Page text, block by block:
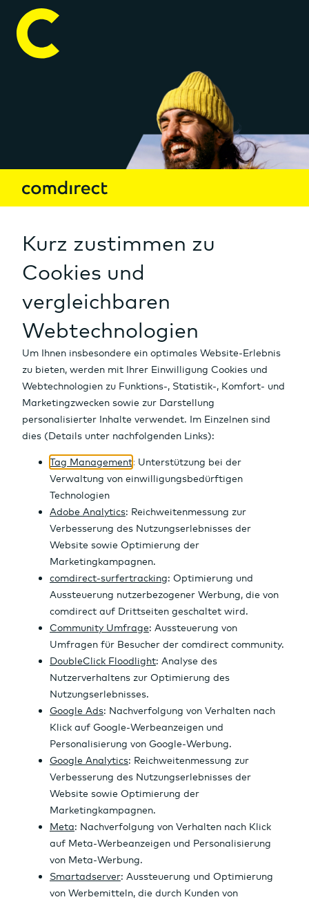
Heute schon an morgen denken:
das comdirect Depot mit
bis zu 150 Euro Prämie
Kombiniere Vermögensaufbau und
Altersvorsorge und profitiere gleich doppelt:
Starte jetzt deinen Vermögensaufbau mit dem
comdirect Depot und sichere dir100 Euro
Prämie
. Weitere50 Euro Early-Bird-Prämie
erhältst du, wenn du das comdirect Depot
eröffnet hast und bei Einführung Anfang 2027
zusätzlich ein staatlich gefördertes
Altersvorsorgedepot eröffnest.
Aktion bis 15.09.2026:Sichere dir
150 Euro Prämie
Zusätzlich:3 Jahre nur 3,90 Euro
Orderentgelt pro Trade für
Depotneukundinnen und -kunden
(zzgl. marktüblicher Spreads,
Zuwendungen, börsenplatzabhängiger
Entgelte und ggf. anfallender fremder